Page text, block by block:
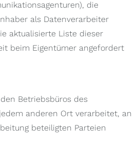
die
als Datenverarbeiter
aktualisierte Liste dieser
beim Eigentümer angefordert
Betriebsbüros des
anderen Ort verarbeitet, an
beteiligten Parteien